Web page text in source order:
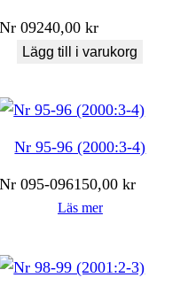
Nr 09240,00kr
Lägg till i varukorg
Nr 95-96 (2000:3-4)
Nr 095-096150,00kr
Läs mer